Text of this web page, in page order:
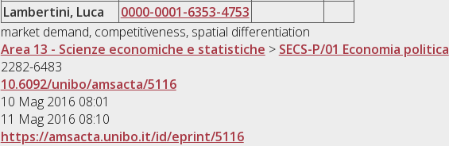
Lambertini, Luca
0000-0001-6353-4753
market demand, competitiveness, spatial differentiation
Area 13 - Scienze economiche e statistiche > SECS-P/01 Economia politica
2282-6483
10.6092/unibo/amsacta/5116
10 Mag 2016 08:01
11 Mag 2016 08:10
https://amsacta.unibo.it/id/eprint/5116